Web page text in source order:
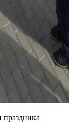
праздника